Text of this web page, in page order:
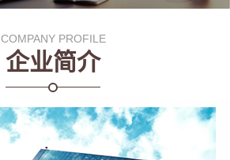
COMPANY PROFILE
企业简介